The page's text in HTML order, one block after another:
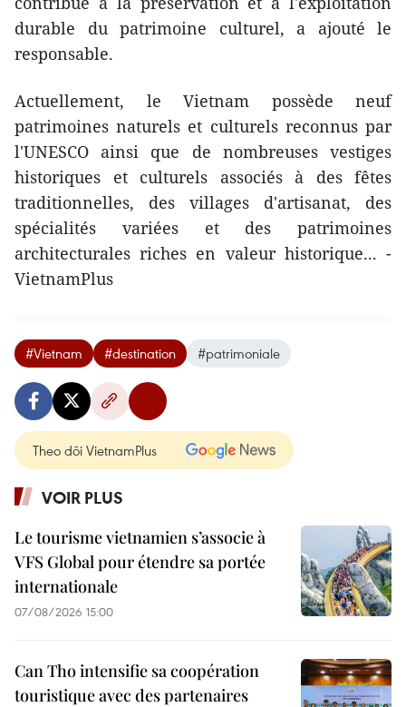
durable du patrimoine culturel, a ajouté le
responsable.
Actuellement, le Vietnam possède neuf
patrimoines naturels et culturels reconnus par
l'UNESCO ainsi que de nombreuses vestiges
historiques et culturels associés à des fêtes
traditionnelles, des villages d'artisanat, des
spécialités variées et des patrimoines
architecturales riches en valeur historique... -
VietnamPlus
#Vietnam #destination #patrimoniale
Theo dõi VietnamPlus
VOIR PLUS
Le tourisme vietnamien s’associe à
VFS Global pour étendre sa portée
internationale
07/08/2026 15:00
Can Tho intensifie sa coopération
touristique avec des partenaires